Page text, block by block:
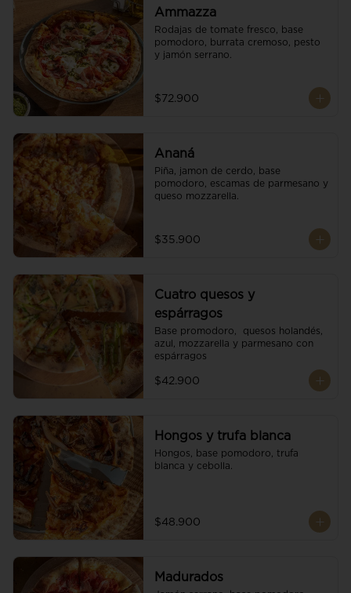
Ammazza
Rodajas de tomate fresco, base
pomodoro, burrata cremoso, pesto
y jamón serrano.
$72.900
Ananá
Piña, jamon de cerdo, base
pomodoro, escamas de parmesano y
queso mozzarella.
$35.900
Cuatro quesos y
espárragos
Base promodoro,  quesos holandés,
azul, mozzarella y parmesano con
espárragos
$42.900
Hongos y trufa blanca
Hongos, base pomodoro, trufa
blanca y cebolla.
$48.900
Madurados